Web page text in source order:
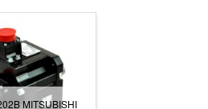
MITSUBISHI